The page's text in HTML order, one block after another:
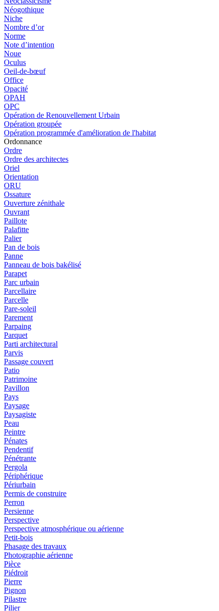
Néogothique
Niche
Nombre d’or
Norme
Note d’intention
Noue
Oculus
Oeil-de-bœuf
Office
Opacité
OPAH
OPC
Opération de Renouvellement Urbain
Opération groupée
Opération programmée d'amélioration de l'habitat
Ordonnance
Ordre
Ordre des architectes
Oriel
Orientation
ORU
Ossature
Ouverture zénithale
Ouvrant
Paillote
Palafitte
Palier
Pan de bois
Panne
Panneau de bois bakélisé
Parapet
Parc urbain
Parcellaire
Parcelle
Pare-soleil
Parement
Parpaing
Parquet
Parti architectural
Parvis
Passage couvert
Patio
Patrimoine
Pavillon
Pays
Paysage
Paysagiste
Peau
Peintre
Pénates
Pendentif
Pénétrante
Pergola
Périphérique
Périurbain
Permis de construire
Perron
Persienne
Perspective
Perspective atmosphérique ou aérienne
Petit-bois
Phasage des travaux
Photographie aérienne
Pièce
Piédroit
Pierre
Pignon
Pilastre
Pilier